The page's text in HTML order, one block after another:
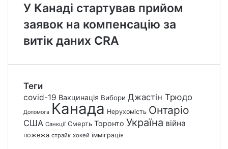
У Канаді стартував прийом
заявок на компенсацію за
витік даних CRA
Теги
covid-19 Вакцинація Вибори Джастін Трюдо
Допомога Канада Нерухомість Онтаріо
США Санкції Смерть Торонто Україна війна
пожежа страйк хокей імміграція